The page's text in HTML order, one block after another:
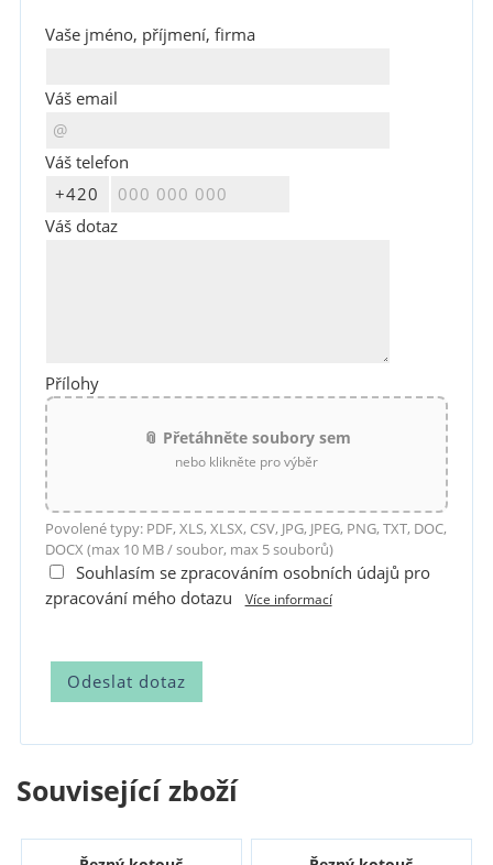
Vaše jméno, příjmení, firma
Váš email
Váš telefon
Váš dotaz
Přílohy
📎 Přetáhněte soubory sem
nebo klikněte pro výběr
Povolené typy: PDF, XLS, XLSX, CSV, JPG, JPEG, PNG, TXT, DOC,
DOCX (max 10 MB / soubor, max 5 souborů)
Souhlasím se zpracováním osobních údajů pro
zpracování mého dotazu
Více informací
Související zboží